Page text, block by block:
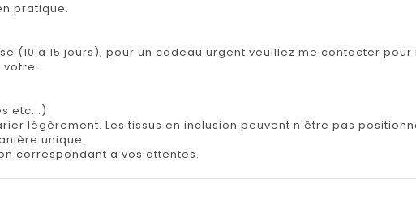
pratique.
(10 à 15 jours), pour un cadeau urgent veuillez me contacter
etc...)
légèrement. Les tissus en inclusion peuvent n'être pas
unique.
correspondant a vos attentes.